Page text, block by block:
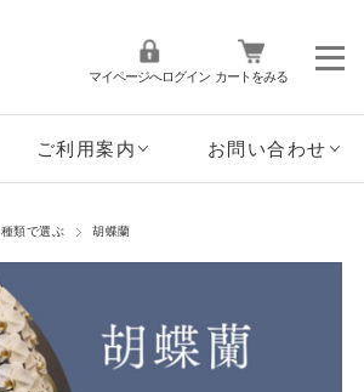
マイページへログイン カートをみる
ご利用案内 お問い合わせ
種類で選ぶ 胡蝶蘭